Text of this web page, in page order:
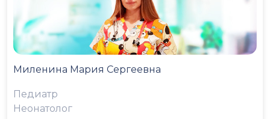
Миленина Мария Сергеевна
Педиатр
Неонатолог